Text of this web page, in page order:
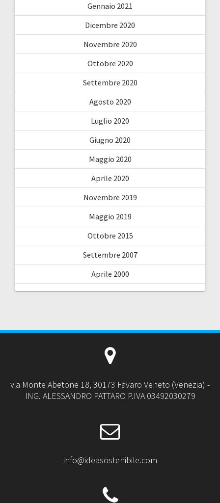
Gennaio 2021
Dicembre 2020
Novembre 2020
Ottobre 2020
Settembre 2020
Agosto 2020
Luglio 2020
Giugno 2020
Maggio 2020
Aprile 2020
Novembre 2019
Maggio 2019
Ottobre 2015
Settembre 2007
Aprile 2000
via Monte Abetone 18, 30173 Favaro Veneto (Venezia) -
ING. ALESSANDRO PATTARO P.IVA 03492030279
info@ideasostenibile.com